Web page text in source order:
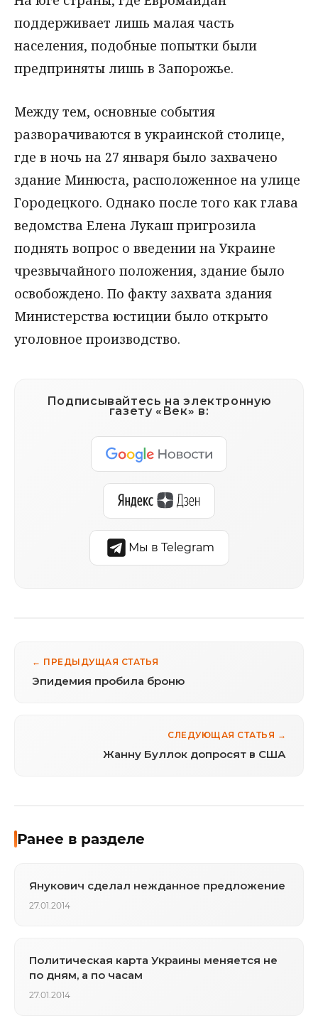
поддерживает лишь малая часть
населения, подобные попытки были
предприняты лишь в Запорожье.
Между тем, основные события
разворачиваются в украинской столице,
где в ночь на 27 января было захвачено
здание Минюста, расположенное на улице
Городецкого. Однако после того как глава
ведомства Елена Лукаш пригрозила
поднять вопрос о введении на Украине
чрезвычайного положения, здание было
освобождено. По факту захвата здания
Министерства юстиции было открыто
уголовное производство.
Подписывайтесь на электронную
газету «Век» в:
Мы в Telegram
← ПРЕДЫДУЩАЯ СТАТЬЯ
Эпидемия пробила броню
СЛЕДУЮЩАЯ СТАТЬЯ →
Жанну Буллок допросят в США
Ранее в разделе
Янукович сделал нежданное предложение
27.01.2014
Политическая карта Украины меняется не
по дням, а по часам
27.01.2014